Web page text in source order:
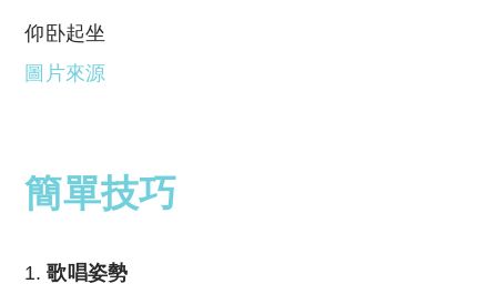
仰卧起坐
圖片來源
簡單技巧
歌唱姿勢